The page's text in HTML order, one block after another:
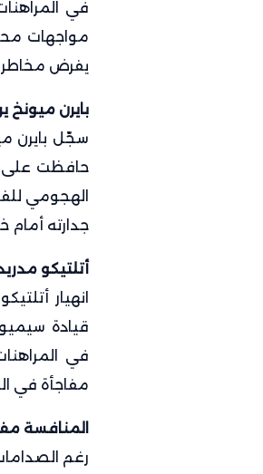
يفرض
بايرن ميونخ
الهجومي
جدارته
أتلتيكو
قيادة
مفاجأة في
المنافسة
رغم